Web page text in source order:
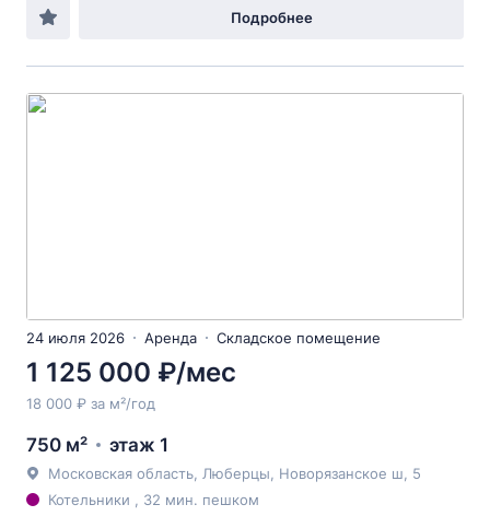
Подробнее
24 июля 2026 Аренда Складское помещение
1 125 000 ₽/мес
18 000 ₽ за м²/год
750 м² этаж 1
Московская область, Люберцы, Новорязанское ш, 5
Котельники , 32 мин. пешком